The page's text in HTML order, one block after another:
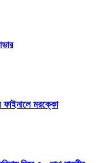
ফাইনালে মরক্কো